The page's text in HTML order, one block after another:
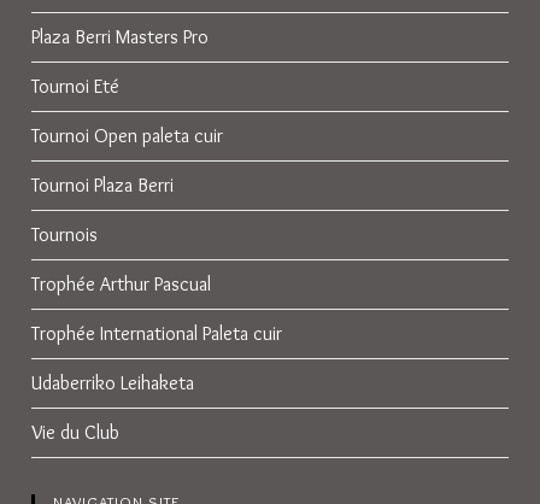
Plaza Berri Masters Pro
Tournoi Eté
Tournoi Open paleta cuir
Tournoi Plaza Berri
Tournois
Trophée Arthur Pascual
Trophée International Paleta cuir
Udaberriko Leihaketa
Vie du Club